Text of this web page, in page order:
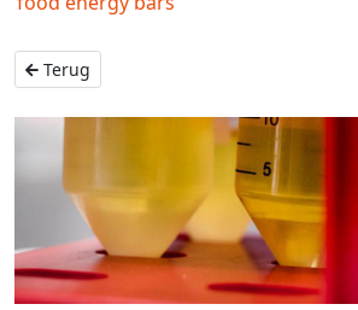
Terug